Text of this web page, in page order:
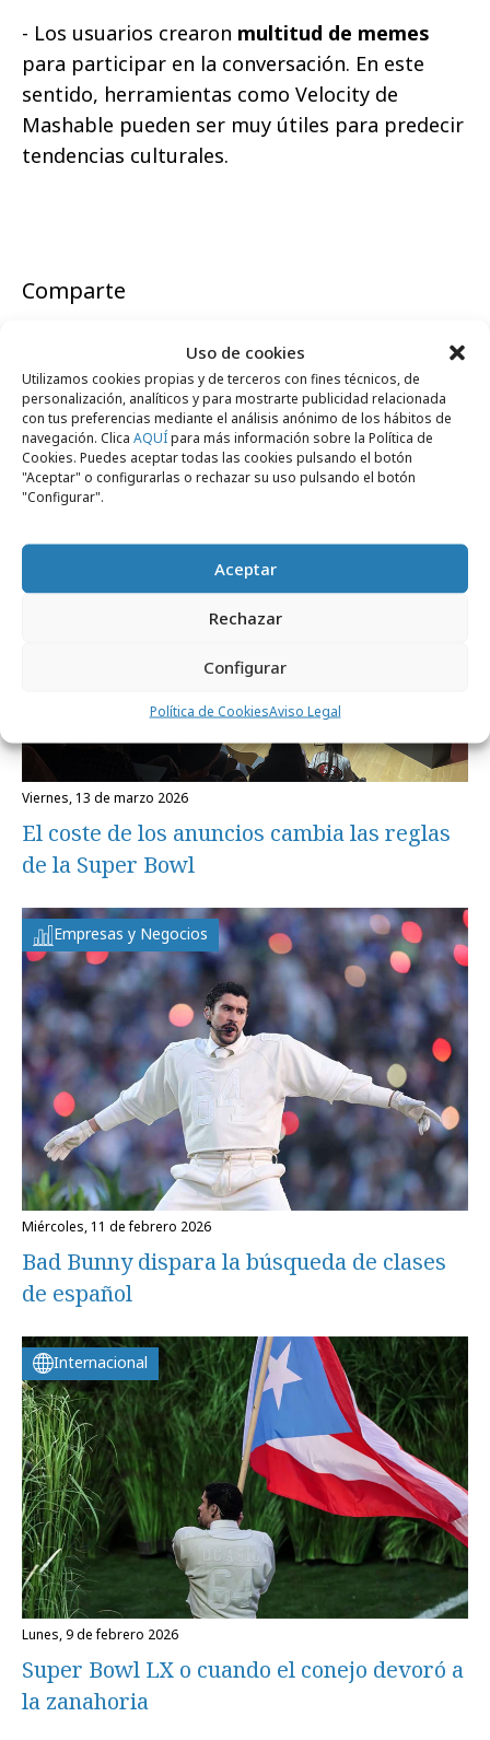
Uso de cookies
Utilizamos cookies propias y de terceros con fines técnicos, de
personalización, analíticos y para mostrarte publicidad relacionada
con tus preferencias mediante el análisis anónimo de los hábitos de
navegación. Clica AQUÍpara más información sobre la Política de
Cookies. Puedes aceptar todas las cookies pulsando el botón
"Aceptar" o configurarlas o rechazar su uso pulsando el botón
"Configurar".
Aceptar
Rechazar
Configurar
Política de CookiesAviso Legal
- Los usuarios crearon multitud de memes
para participar en la conversación. En este
sentido, herramientas como Velocity de
Mashable pueden ser muy útiles para predecir
tendencias culturales.
Comparte
Noticias Relacionadas
Agencias
viernes, 13 de marzo 2026
El coste de los anuncios cambia las reglas
de la Super Bowl
Empresas y Negocios
miércoles, 11 de febrero 2026
Bad Bunny dispara la búsqueda de clases
de español
Internacional
lunes, 9 de febrero 2026
Super Bowl LX o cuando el conejo devoró a
la zanahoria